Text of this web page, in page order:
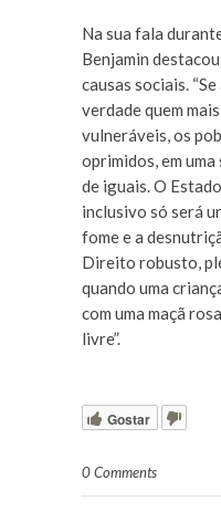
Na sua fala
Benjamin
causas sociais.
verdade quem
vulneráveis, os
oprimidos, em
de iguais. O
inclusivo só será
fome e a
Direito robusto,
quando uma
com uma maçã
livre”.
Gostar
0 Comments